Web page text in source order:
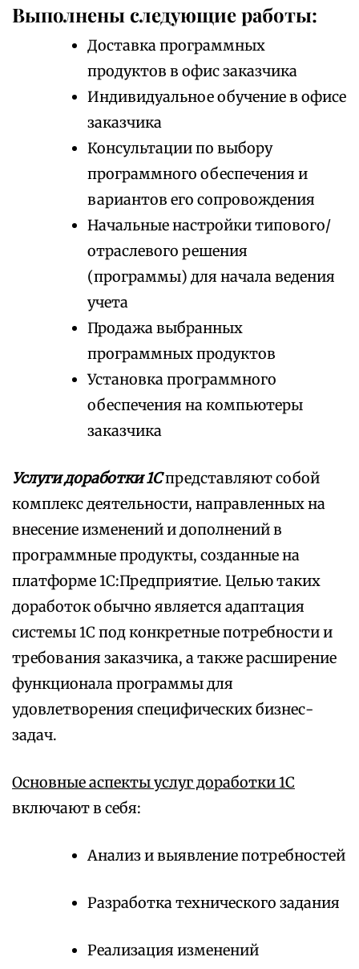
Выполнены следующие работы:
Доставка программных
продуктов в офис заказчика
Индивидуальное обучение в офисе
заказчика
Консультации по выбору
программного обеспечения и
вариантов его сопровождения
Начальные настройки типового/
отраслевого решения
(программы) для начала ведения
учета
Продажа выбранных
программных продуктов
Установка программного
обеспечения на компьютеры
заказчика
Услуги доработки 1Спредставляют собой
комплекс деятельности, направленных на
внесение изменений и дополнений в
программные продукты, созданные на
платформе 1С:Предприятие. Целью таких
доработок обычно является адаптация
системы 1С под конкретные потребности и
требования заказчика, а также расширение
функционала программы для
удовлетворения специфических бизнес-
задач.
Основные аспекты услуг доработки 1С
включают в себя:
Анализ и выявление потребностей
Разработка технического задания
Реализация изменений